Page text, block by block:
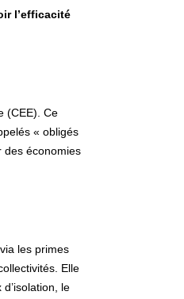
l’efficacité
(CEE). Ce
« obligés
des économies
les primes
Elle
le